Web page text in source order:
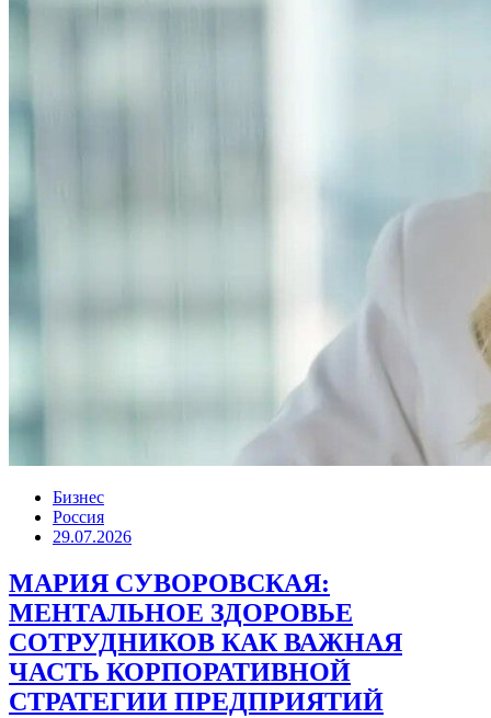
Бизнес
Россия
29.07.2026
МАРИЯ СУВОРОВСКАЯ:
МЕНТАЛЬНОЕ ЗДОРОВЬЕ
СОТРУДНИКОВ КАК ВАЖНАЯ
ЧАСТЬ КОРПОРАТИВНОЙ
СТРАТЕГИИ ПРЕДПРИЯТИЙ